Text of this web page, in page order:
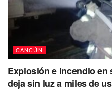
CANCÚN
Explosión e incendio en
deja sin luz a miles de